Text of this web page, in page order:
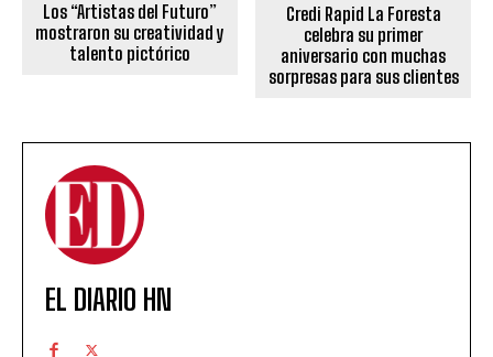
Los “Artistas del Futuro”
mostraron su creatividad y
talento pictórico
Credi Rapid La Foresta
celebra su primer
aniversario con muchas
sorpresas para sus clientes
EL DIARIO HN